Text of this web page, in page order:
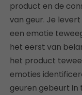
product en de
van geur. Je
een emotie
het eerst van
het product
emoties
geuren gebeurt in